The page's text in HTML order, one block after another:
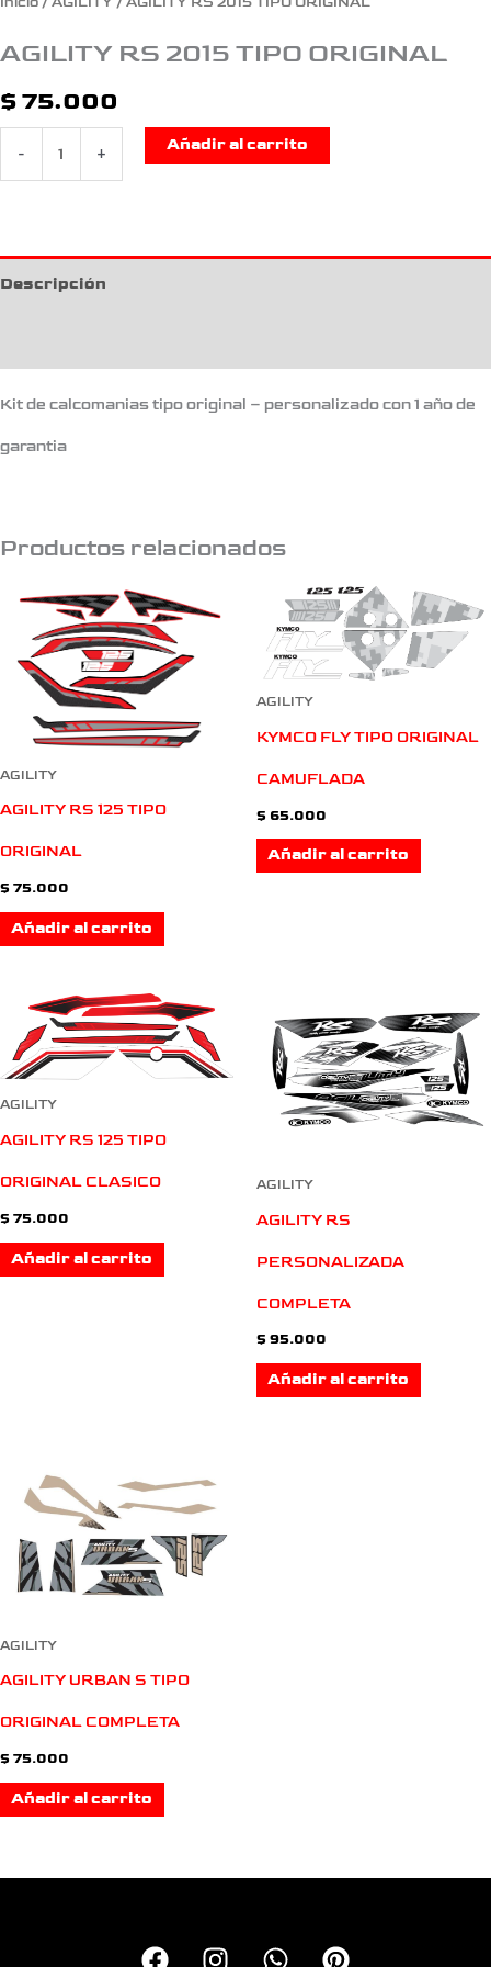
AGILITY RS 2015 TIPO ORIGINAL
$ 75.000
- +
Añadir al carrito
Descripción
Kit de calcomanias tipo original – personalizado con 1 año de
garantia
Productos relacionados
AGILITY
AGILITY RS 125 TIPO
ORIGINAL
$ 75.000
Añadir al carrito
AGILITY
KYMCO FLY TIPO ORIGINAL
CAMUFLADA
$ 65.000
Añadir al carrito
AGILITY
AGILITY RS 125 TIPO
ORIGINAL CLASICO
$ 75.000
Añadir al carrito
AGILITY
AGILITY RS
PERSONALIZADA
COMPLETA
$ 95.000
Añadir al carrito
AGILITY
AGILITY URBAN S TIPO
ORIGINAL COMPLETA
$ 75.000
Añadir al carrito